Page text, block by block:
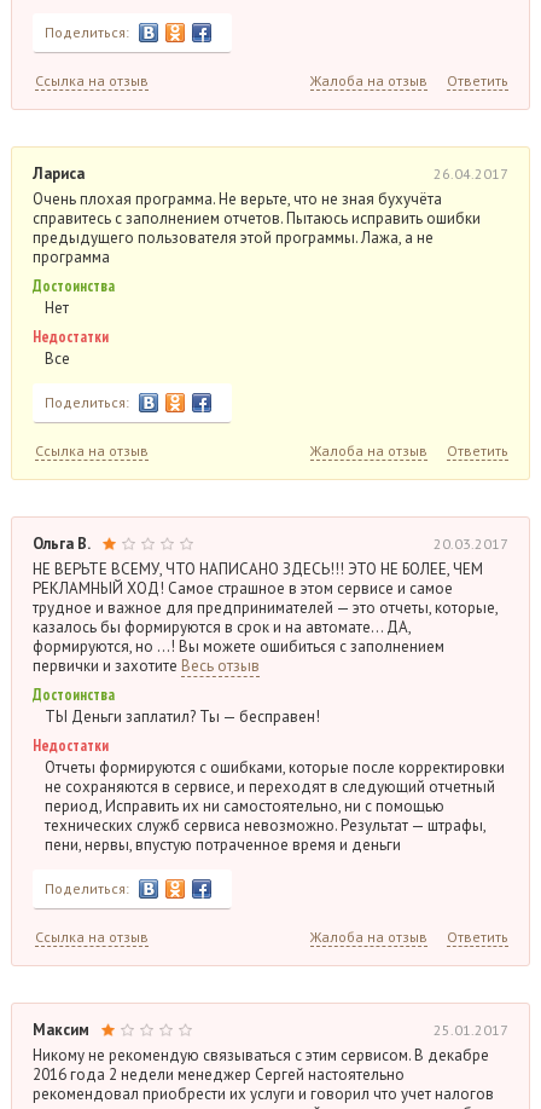
Поделиться:
Ссылка на отзыв Жалоба на отзыв Ответить
Лариса 26.04.2017
Очень плохая программа. Не верьте, что не зная бухучёта
справитесь с заполнением отчетов. Пытаюсь исправить ошибки
предыдущего пользователя этой программы. Лажа, а не
программа
Достоинства
Нет
Недостатки
Все
Поделиться:
Ссылка на отзыв Жалоба на отзыв Ответить
Ольга В. 20.03.2017
НЕ ВЕРЬТЕ ВСЕМУ, ЧТО НАПИСАНО ЗДЕСЬ!!! ЭТО НЕ БОЛЕЕ, ЧЕМ
РЕКЛАМНЫЙ ХОД! Самое страшное в этом сервисе и самое
трудное и важное для предпринимателей — это отчеты, которые,
казалось бы формируются в срок и на автомате… ДА,
формируются, но …! Вы можете ошибиться с заполнением
первички и захотите Весь отзыв
Достоинства
ТЫ Деньги заплатил? Ты — бесправен!
Недостатки
Отчеты формируются с ошибками, которые после корректировки
не сохраняются в сервисе, и переходят в следующий отчетный
период, Исправить их ни самостоятельно, ни с помощью
технических служб сервиса невозможно. Результат — штрафы,
пени, нервы, впустую потраченное время и деньги
Поделиться:
Ссылка на отзыв Жалоба на отзыв Ответить
Максим 25.01.2017
Никому не рекомендую связываться с этим сервисом. В декабре
2016 года 2 недели менеджер Сергей настоятельно
рекомендовал приобрести их услуги и говорил что учет налогов